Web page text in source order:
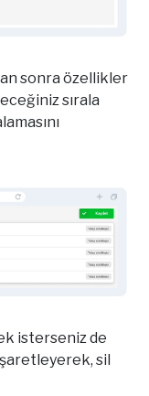
sonra özellikler
sırala
isterseniz de
sil